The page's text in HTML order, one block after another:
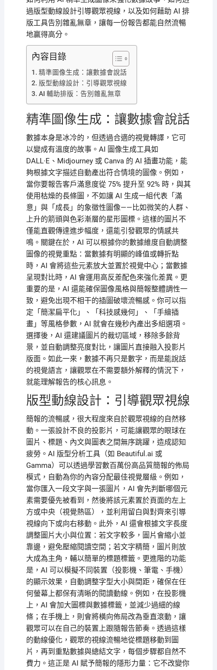
過版型動線設計引導觀眾視線，以及如何藉助 AI 排
版工具告別雜亂無章，讓每一份報告都能自然流暢
地贏得高分。
內容目錄
精準圖像生成：讓數據會說話
版型動線設計：引導觀眾視線
AI 輔助排版：告別雜亂無章
精準圖像生成：讓數據會說話
數據本身是冰冷的，但透過合適的視覺轉譯，它可
以變成有溫度的故事。AI 圖像生成工具如
DALL·E、Midjourney 或 Canva 的 AI 插畫功能，能
夠根據文字描述自動產出符合情境的圖像。例如，
當你要報告客戶滿意度從 75% 提升至 92% 時，與其
使用枯燥的長條圖，不如讓 AI 生成一組代表「滿
意」與「成長」的象徵性圖像——比如微笑的人群、
上升的箭頭與色彩漸層的星形圖標。這樣的圖片不
僅能直觀傳達進步幅度，還能引發觀眾的情感共
鳴。關鍵在於，AI 可以根據你的數據維度自動調整
圖像的視覺重點：當數據有明顯的峰值或轉折點
時，AI 會將這些元素放大並置於視覺中心；當數據
呈現對比時，AI 會運用高反差配色來強化差異。更
重要的是，AI 還能確保圖像風格與簡報整體調性一
致，避免出現不相干的插圖破壞流暢感。你可以指
定「簡潔扁平化」、「科技感幾何」、「手繪插
畫」等風格參數，AI 就會在幾秒內產出多組選項。
選擇後，AI 還建議圖片的裁切區域，移除多餘背
景，並自動調整亮度對比，讓圖片直接融入投影片
版面。如此一來，數據不再只是數字，而是能說話
的視覺語言，讓觀眾在不需要額外解釋的情況下，
就能理解報告的核心訊息。
版型動線設計：引導觀眾視線
簡報的流暢感，很大程度來自於觀眾視線的自然移
動。一張設計不良的投影片，可能讓觀眾的眼球在
圖片、標題、內文與圖表之間無序跳躍，造成認知
疲勞。AI 版型分析工具（如 Beautiful.ai 或
Gamma）可以透過學習數百萬份高品質簡報的佈局
模式，自動為你的內容分配最佳視覺層級。例如，
當你匯入一段文字與一張圖片，AI 會先判斷哪個元
素需要優先被看到，然後將該元素置於頁面的左上
方或中央（視覺熱區），並利用留白與對齊來引導
視線向下或向右移動。此外，AI 還會根據文字長度
調整圖片大小與位置：若文字較多，圖片會縮小並
靠邊，避免壓縮閱讀空間；若文字精簡，圖片則放
大成為主角，輔以簡單的標題標籤。更進階的功能
是，AI 可以模擬不同裝置（投影機、筆電、手機）
的顯示效果，自動調整字型大小與間距，確保在任
何螢幕上都保有清晰的閱讀動線。例如，在投影機
上，AI 會加大圖標與數據標籤，並減少過細的線
條；在手機上，則會將橫向佈局改為垂直滾動，讓
觀眾可以在自己的裝置上跟隨報告節奏。透過這樣
的動線優化，觀眾的視線流暢地從標題移動到圖
片，再到重點數據與總結文字，每個步驟都自然不
費力。這正是 AI 賦予簡報的隱形力量：它不改變你